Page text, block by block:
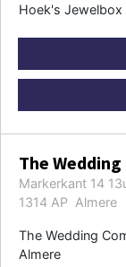
Hoek's Jewelbox
The
Markerkant 14
1314 AP Almere
The Wedding
Almere